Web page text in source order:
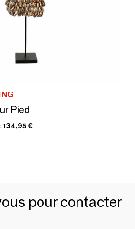
Pied
134,95 €
pour contacter